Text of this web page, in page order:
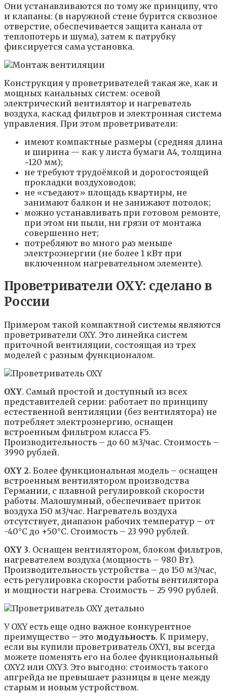
Они устанавливаются по тому же принципу, что
и клапаны: (в наружной стене бурится сквозное
отверстие, обеспечивается защита канала от
теплопотерь и шума), затем к патрубку
фиксируется сама установка.
Конструкция у проветривателей такая же, как и
мощных канальных систем: осевой
электрический вентилятор и нагреватель
воздуха, каскад фильтров и электронная система
управления. При этом проветриватели:
имеют компактные размеры (средняя длина
и ширина — как у листа бумаги А4, толщина
~120 мм);
не требуют трудоёмкой и дорогостоящей
прокладки воздуховодов;
не «съедают» площадь квартиры, не
занимают балкон и не занижают потолок;
можно устанавливать при готовом ремонте,
при этом ни пыли, ни грязи от монтажа
совершенно нет;
потребляют во много раз меньше
электроэнергии (не более 1 кВт при
включенном нагревательном элементе).
Проветриватели OXY: сделано в
России
Примером такой компактной системы являются
проветриватели OXY. Это линейка систем
приточной вентиляции, состоящая из трех
моделей с разным функционалом.
OXY. Самый простой и доступный из всех
представителей серии: работает по принципу
естественной вентиляции (без вентилятора) не
потребляет электроэнергию, оснащен
встроенным фильтром класса F5.
Производительность – до 60 м3/час. Стоимость –
3990 рублей.
OXY 2. Более функциональная модель – оснащен
встроенным вентилятором производства
Германии, с плавной регулировкой скорости
работы. Малошумный, обеспечивает приток
воздуха 150 м3/час. Нагреватель воздуха
отсутствует, диапазон рабочих температур – от
-40°C до +50°C. Стоимость – 23 990 рублей.
OXY 3. Оснащен вентилятором, блоком фильтров,
нагревателем воздуха (мощность – 980 Вт).
Производительность устройства – до 150 м3/час,
есть регулировка скорости работы вентилятора
и мощности нагрева. Стоимость – 25 990 рублей.
У OXY есть еще одно важное конкурентное
преимущество – это модульность. К примеру,
если вы купили проветриватель OXY1, вы всегда
можете поменять его на более функциональный
OXY2 или OXY3. Это выгодно: стоимость такого
апгрейда не превышает разницы в цене между
старым и новым устройством.